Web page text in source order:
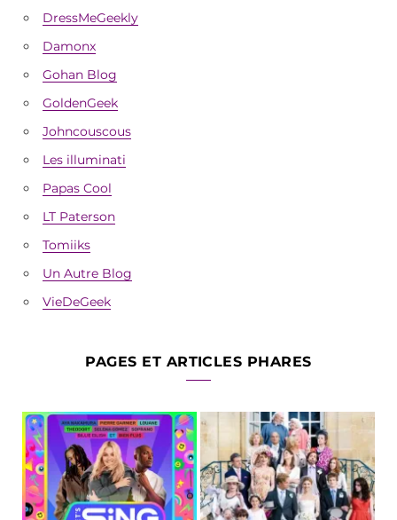
DressMeGeekly
Damonx
Gohan Blog
GoldenGeek
Johncouscous
Les illuminati
Papas Cool
LT Paterson
Tomiiks
Un Autre Blog
VieDeGeek
PAGES ET ARTICLES PHARES